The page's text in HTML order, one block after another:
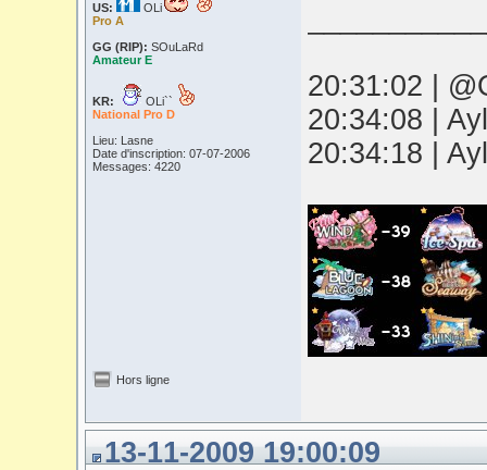
US:
OLi
Pro A
GG (RIP): SOuLaRd
Amateur E
KR:
OLi``
National Pro D
Lieu: Lasne
Date d'inscription: 07-07-2006
Messages: 4220
20:31:02 |
20:34:08 |
20:34:18 |
Hors ligne
13-11-2009 19:00:09